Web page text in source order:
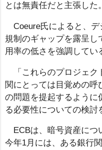
とは無責任だと主張した。
Coeure氏によると、
規制のギャップを露呈
用率の低さを強調してい
「これらのプロジェ
関にとっては目覚めの呼
の問題を提起するように
る必要性についての検討
ECBは、暗号資産につ
今年1月には、ある銀行